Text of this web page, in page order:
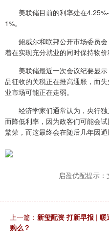
美联储目前的利率处在4.25%-
1%。
鲍威尔和联邦公开市场委员会
着在实现充分就业的同时保持物价
美联储最近一次会议纪要显示
品征收的关税正在推高通胀，而
业市场可能正在走弱。
经济学家们通常认为，央行独
而降低利率，因为政客们可能会
繁荣，而这最终会在随后几年因
启盈优配提示：
上一篇： 新玺配资 打新早报 |
购么？